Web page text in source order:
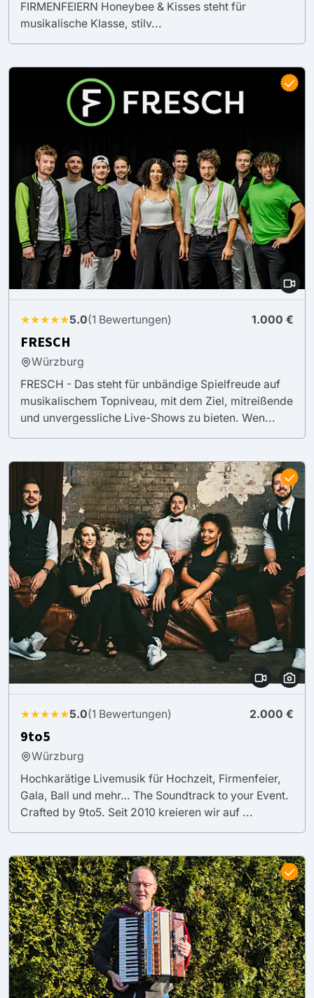
FIRMENFEIERN Honeybee & Kisses steht für
musikalische Klasse, stilv...
★★★★★5.0(1 Bewertungen) 1.000 €
FRESCH
Würzburg
FRESCH - Das steht für unbändige Spielfreude auf
musikalischem Topniveau, mit dem Ziel, mitreißende
und unvergessliche Live-Shows zu bieten. Wen...
★★★★★5.0(1 Bewertungen) 2.000 €
9to5
Würzburg
Hochkarätige Livemusik für Hochzeit, Firmenfeier,
Gala, Ball und mehr… The Soundtrack to your Event.
Crafted by 9to5. Seit 2010 kreieren wir auf ...